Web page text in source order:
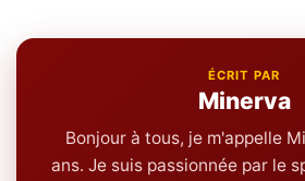
ÉCRIT PAR
Minerva
Bonjour à tous, je m'appelle
ans. Je suis passionnée par le